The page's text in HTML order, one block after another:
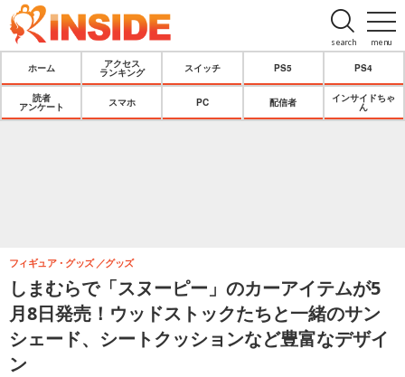
menu
search
ホーム
アクセス
ランキング
スイッチ PS5 PS4
読者
アンケート
スマホ PC 配信者
インサイドちゃ
ん
しまむらで「スヌーピー」のカーアイテムが5
月8日発売！ウッドストックたちと一緒のサン
シェード、シートクッションなど豊富なデザイ
ン
フィギュア・グッズ グッズ